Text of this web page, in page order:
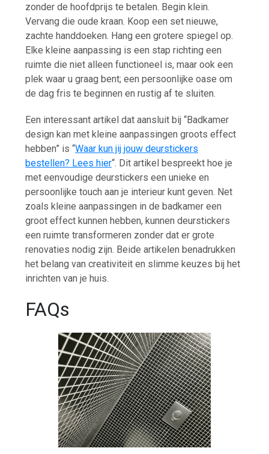
zonder de hoofdprijs te betalen. Begin klein.
Vervang die oude kraan. Koop een set nieuwe,
zachte handdoeken. Hang een grotere spiegel op.
Elke kleine aanpassing is een stap richting een
ruimte die niet alleen functioneel is, maar ook een
plek waar u graag bent; een persoonlijke oase om
de dag fris te beginnen en rustig af te sluiten.
Een interessant artikel dat aansluit bij “Badkamer
design kan met kleine aanpassingen groots effect
hebben” is “Waar kun jij jouw deurstickers
bestellen? Lees hier“. Dit artikel bespreekt hoe je
met eenvoudige deurstickers een unieke en
persoonlijke touch aan je interieur kunt geven. Net
zoals kleine aanpassingen in de badkamer een
groot effect kunnen hebben, kunnen deurstickers
een ruimte transformeren zonder dat er grote
renovaties nodig zijn. Beide artikelen benadrukken
het belang van creativiteit en slimme keuzes bij het
inrichten van je huis.
FAQs